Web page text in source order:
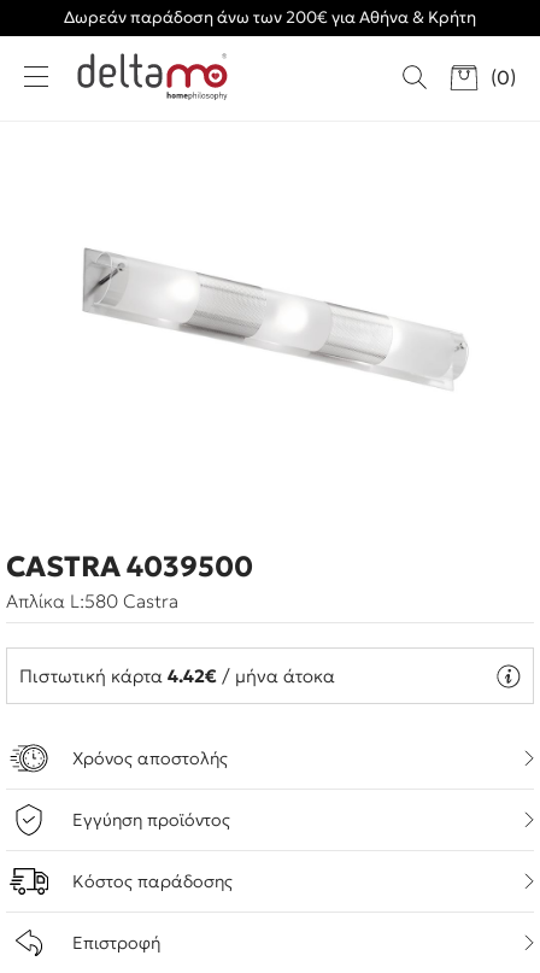
Δωρεάν παράδοση άνω των 200€ για Αθήνα & Κρήτη
(0)
CASTRA 4039500
Απλίκα L:580 Castra
Πιστωτική κάρτα 4.42€ / μήνα άτοκα
Χρόνος αποστολής
Εγγύηση προϊόντος
Κόστος παράδοσης
Επιστροφή